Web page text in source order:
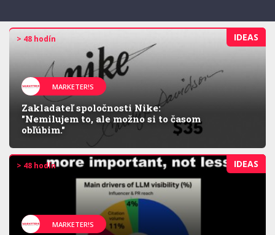
IDEAS
> 48 hodín
MARKETER!S
Zakladateľ spoločnosti Nike:
"Nemilujem to, ale možno si to časom
obľúbim."
IDEAS
> 48 hodín
MARKETER!S